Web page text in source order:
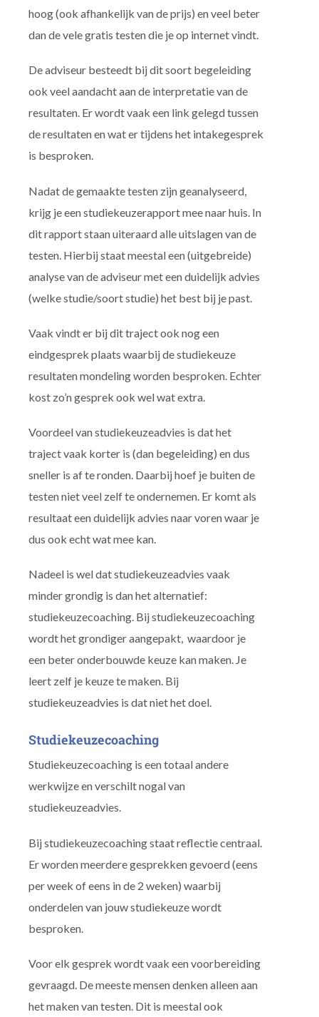
hoog (ook afhankelijk van de prijs) en veel beter
dan de vele gratis testen die je op internet vindt.
De adviseur besteedt bij dit soort begeleiding
ook veel aandacht aan de interpretatie van de
resultaten. Er wordt vaak een link gelegd tussen
de resultaten en wat er tijdens het intakegesprek
is besproken.
Nadat de gemaakte testen zijn geanalyseerd,
krijg je een studiekeuzerapport mee naar huis. In
dit rapport staan uiteraard alle uitslagen van de
testen. Hierbij staat meestal een (uitgebreide)
analyse van de adviseur met een duidelijk advies
(welke studie/soort studie) het best bij je past.
Vaak vindt er bij dit traject ook nog een
eindgesprek plaats waarbij de studiekeuze
resultaten mondeling worden besproken. Echter
kost zo’n gesprek ook wel wat extra.
Voordeel van studiekeuzeadvies is dat het
traject vaak korter is (dan begeleiding) en dus
sneller is af te ronden. Daarbij hoef je buiten de
testen niet veel zelf te ondernemen. Er komt als
resultaat een duidelijk advies naar voren waar je
dus ook echt wat mee kan.
Nadeel is wel dat studiekeuzeadvies vaak
minder grondig is dan het alternatief:
studiekeuzecoaching. Bij studiekeuzecoaching
wordt het grondiger aangepakt, waardoor je
een beter onderbouwde keuze kan maken. Je
leert zelf je keuze te maken. Bij
studiekeuzeadvies is dat niet het doel.
Studiekeuzecoaching
Studiekeuzecoaching is een totaal andere
werkwijze en verschilt nogal van
studiekeuzeadvies.
Bij studiekeuzecoaching staat reflectie centraal.
Er worden meerdere gesprekken gevoerd (eens
per week of eens in de 2 weken) waarbij
onderdelen van jouw studiekeuze wordt
besproken.
Voor elk gesprek wordt vaak een voorbereiding
gevraagd. De meeste mensen denken alleen aan
het maken van testen. Dit is meestal ook